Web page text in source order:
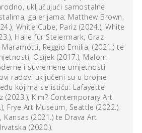
pitanje ljudske komunikacije i
inherentna stanja psihičke,
gipkosti, no bez ponuđenog
Metamorfoza svakog pojedinca
kruga, iznova stvorenog svakom
navigira kroz povijest svih
iteracija kolektiva. Jezikom tek
ono što vjeruju da je istina, no poput
su krhke konstitucije i podložne
Zato, u svijetu TARWUKA
kao prijenosnik značenja, već kao
netransparentnosti i alkemije, i
uključujući samostalne
galerijama: Matthew Brown,
White Cube, Pariz (2024.), White
Halle für Steiermark, Graz
Reggio Emilia, (2021.) te
Osijek (2017.), Malom
i suvremene umjetnosti
radovi uključeni su u brojne
kojima se ističu: Lafayette
(2023.), Kim? Contemporary Art
Frye Art Museum, Seattle (2022.),
Kansas (2021.) te Drava Art
(2020.).